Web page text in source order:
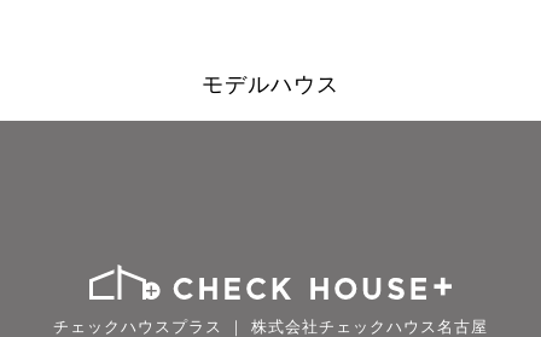
モデルハウス
チェックハウスプラス ｜ 株式会社チェックハウス名古屋